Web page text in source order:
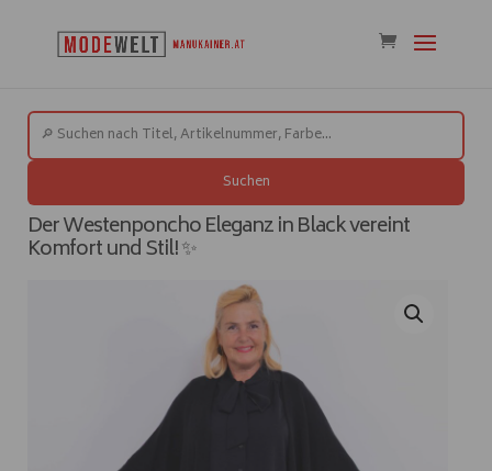
Suchen
Der Westenponcho Eleganz in Black vereint
Komfort und Stil! ✨